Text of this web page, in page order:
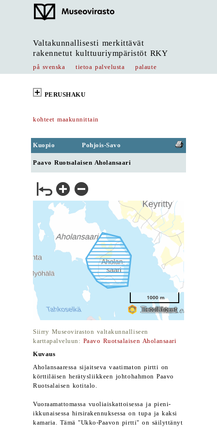
Valtakunnallisesti merkittävät
rakennetut kulttuuriympäristöt RKY
på svenska tietoa palvelusta palaute
PERUSHAKU
kohteet maakunnittain
Kuopio Pohjois-Savo
Paavo Ruotsalaisen Aholansaari
Siirry Museoviraston valtakunnalliseen
karttapalveluun: Paavo Ruotsalaisen Aholansaari
Kuvaus
Aholansaaressa sijaitseva vaatimaton pirtti on
körttiläisen herätysliikkeen johtohahmon Paavo
Ruotsalaisen kotitalo.
Vuoraamattomassa vuoliaiskattoisessa ja pieni-
ikkunaisessa hirsirakennuksessa on tupa ja kaksi
kamaria. Tämä "Ukko-Paavon pirtti" on säilyttänyt